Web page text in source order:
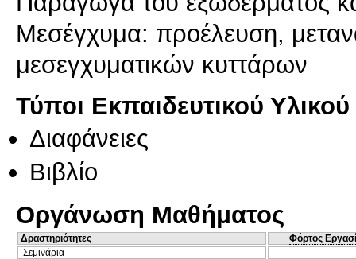
Μεσέγχυμα: προέλευση,
μεσεγχυματικών κυττάρων
Τύποι Εκπαιδευτικού Υλικού
Διαφάνειες
Βιβλίο
Οργάνωση Μαθήματος
Δραστηριότητες
Φόρτος
Σεμινάρια